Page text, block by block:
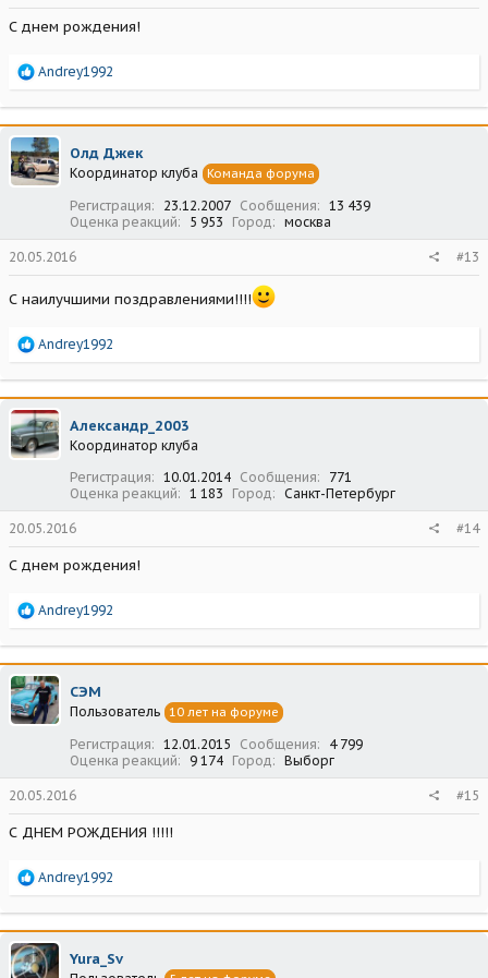
С днем рождения!
Р
а
к
ц
и
и
Andrey1992
Олд Джек
Координатор клуба Команда форума
Регистрация 23.12.2007 Сообщения
13 439
Оценка реакций
5 953 Город москва
20.05.2016 #13
С наилучшими поздравлениями!!!!
Р
а
к
ц
и
и
Andrey1992
Александр_2003
Координатор клуба
Регистрация
10.01.2014 Сообщения
771
Оценка реакций
1 183 Город Санкт-Петербург
20.05.2016 #14
С днем рождения!
Р
а
к
ц
и
и
Andrey1992
СЭМ
Пользователь 10 лет на форуме
Регистрация 12.01.2015 Сообщения
4 799
Оценка реакций
9 174 Город Выборг
20.05.2016 #15
С ДНЕМ РОЖДЕНИЯ !!!!!
Р
а
к
ц
и
Andrey1992
Yura_Sv